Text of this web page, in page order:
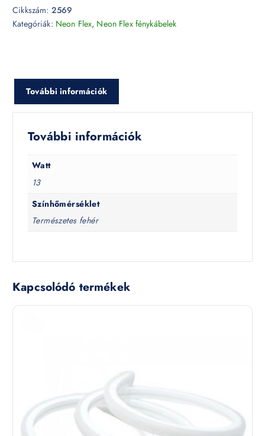
Cikkszám: 2569
Kategóriák: Neon Flex, Neon Flex fénykábelek
További információk
További információk
Watt
13
Színhőmérséklet
Természetes fehér
Kapcsolódó termékek